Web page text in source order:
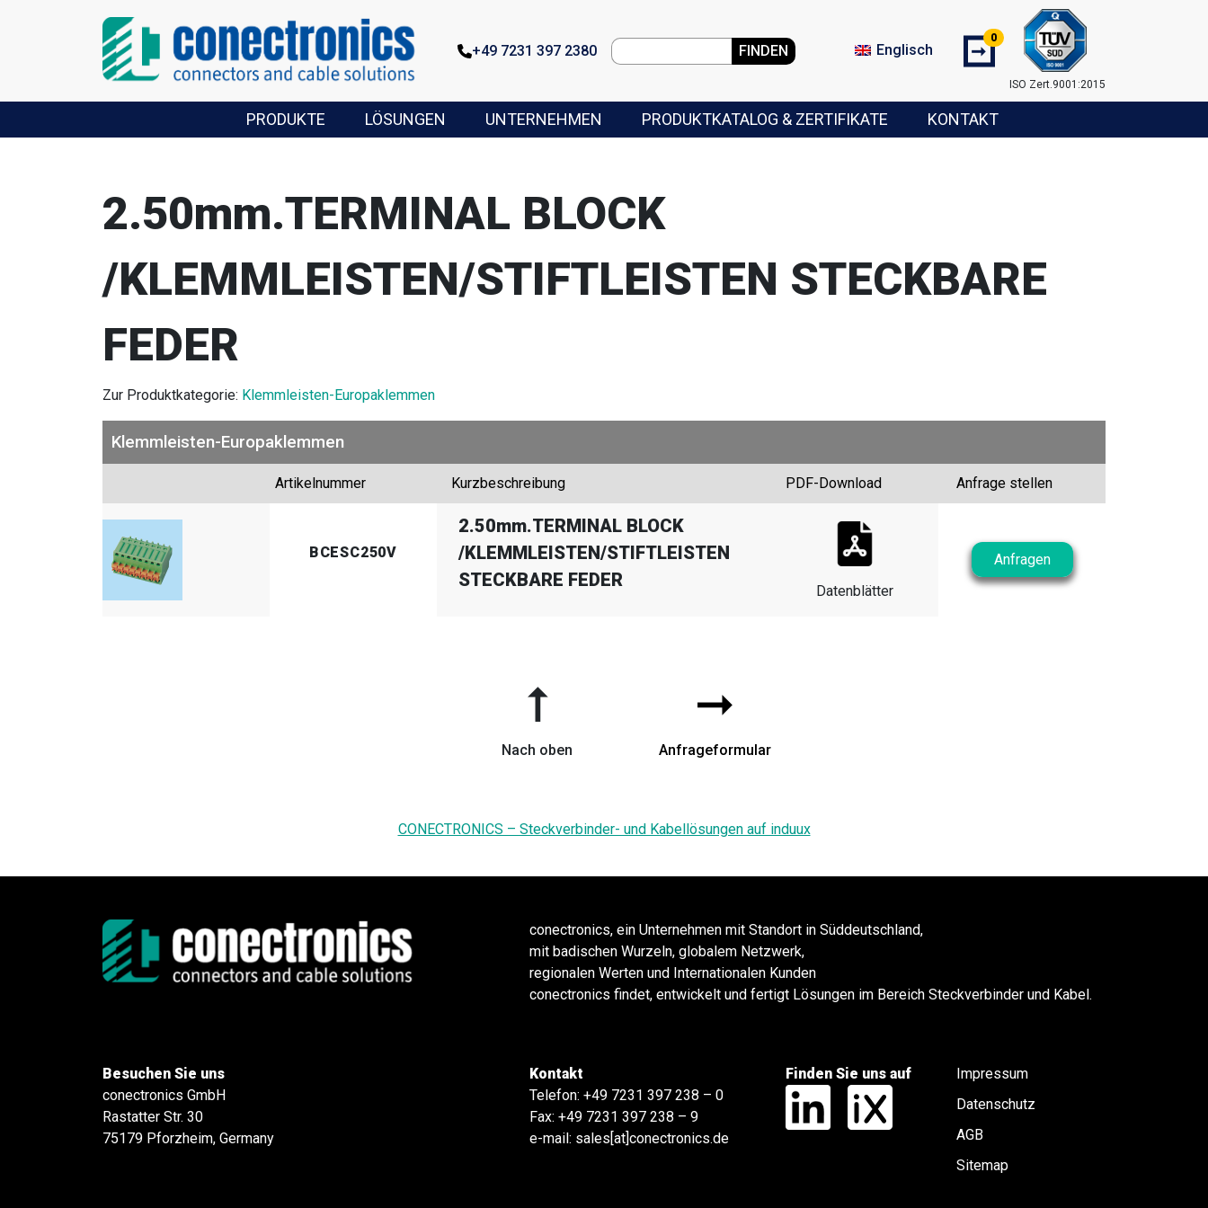
+49 7231 397 2380 FINDEN Englisch ➞
0
ISO Zert.9001:2015
PRODUKTE LÖSUNGEN UNTERNEHMEN PRODUKTKATALOG & ZERTIFIKATE KONTAKT
2.50mm.TERMINAL BLOCK
/KLEMMLEISTEN/STIFTLEISTEN STECKBARE
FEDER
Zur Produktkategorie: Klemmleisten-Europaklemmen
Klemmleisten-Europaklemmen
Artikelnummer Kurzbeschreibung PDF-Download Anfrage stellen
BCESC250V
2.50mm.TERMINAL BLOCK
/KLEMMLEISTEN/STIFTLEISTEN
STECKBARE FEDER
Datenblätter
Anfragen
➞
Nach oben
➞
Anfrageformular
CONECTRONICS – Steckverbinder- und Kabellösungen auf induux
conectronics, ein Unternehmen mit Standort in Süddeutschland,
mit badischen Wurzeln, globalem Netzwerk,
regionalen Werten und Internationalen Kunden
conectronics findet, entwickelt und fertigt Lösungen im Bereich Steckverbinder und Kabel.
Besuchen Sie uns
conectronics GmbH
Rastatter Str. 30
75179 Pforzheim, Germany
Kontakt
Telefon: +49 7231 397 238 – 0
Fax: +49 7231 397 238 – 9
e-mail: sales[at]conectronics.de
Finden Sie uns auf
Impressum
Datenschutz
AGB
Sitemap